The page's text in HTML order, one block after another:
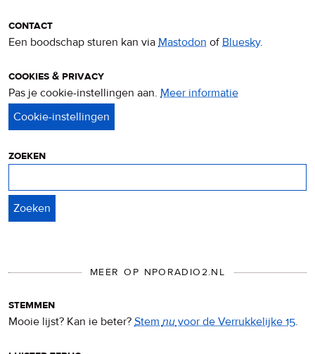
contact
Een boodschap sturen kan via Mastodon ofBluesky.
cookies & privacy
Pas je cookie-instellingen aan. Meer informatie
zoeken
MEER OP NPORADIO2.NL
stemmen
Mooie lijst? Kan ie beter? Stemnuvoor de Verrukkelijke 15.